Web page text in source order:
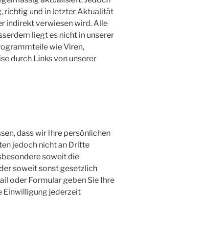
richtig und in letzter Aktualität
indirekt verwiesen wird. Alle
liegt es nicht in unserer
wie Viren,
durch Links von unserer
dass wir Ihre persönlichen
jedoch nicht an Dritte
soweit die
soweit sonst gesetzlich
oder Formular geben Sie Ihre
Einwilligung jederzeit